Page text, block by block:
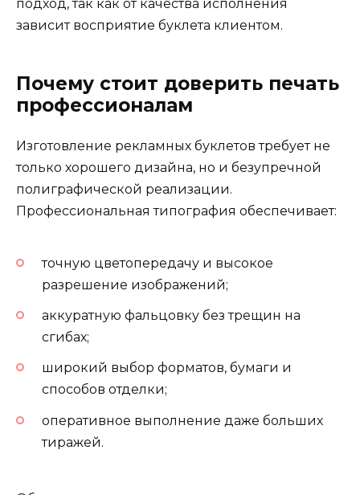
подход, так как от качества исполнения
зависит восприятие буклета клиентом.
Почему стоит доверить печать
профессионалам
Изготовление рекламных буклетов требует не
только хорошего дизайна, но и безупречной
полиграфической реализации.
Профессиональная типография обеспечивает:
точную цветопередачу и высокое
разрешение изображений;
аккуратную фальцовку без трещин на
сгибах;
широкий выбор форматов, бумаги и
способов отделки;
оперативное выполнение даже больших
тиражей.